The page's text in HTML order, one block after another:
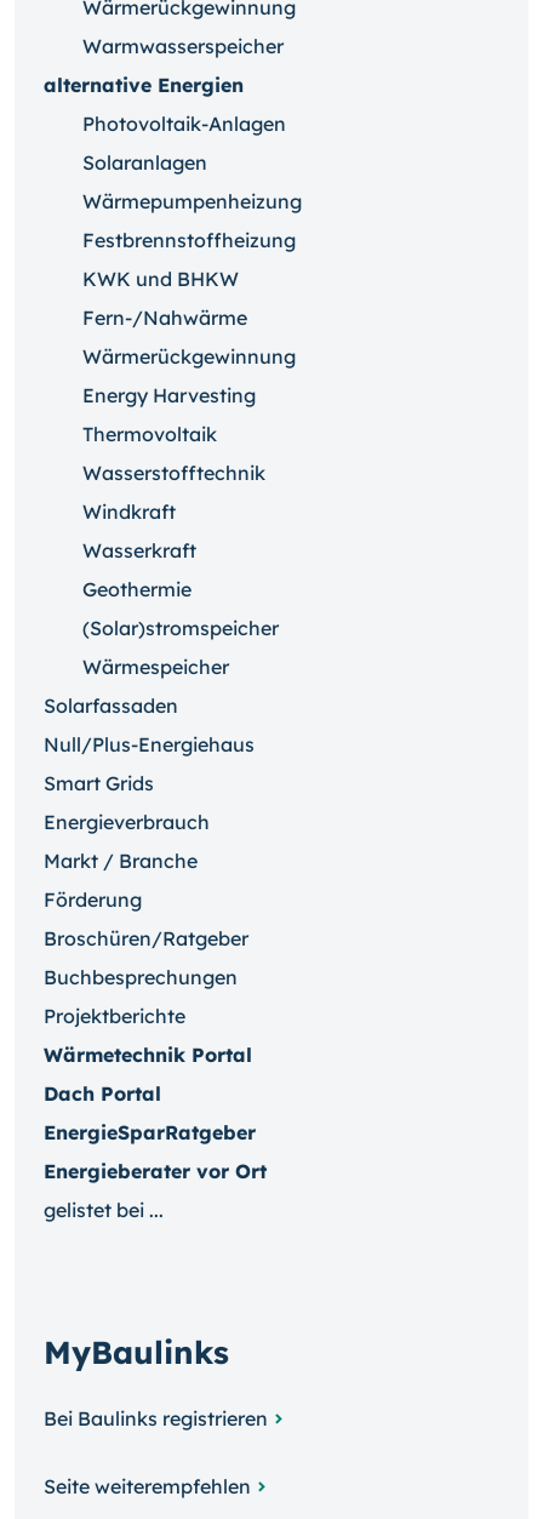
Wärmerückgewinnung
Warmwasserspeicher
alternative Energien
Photovoltaik-Anlagen
Solaranlagen
Wärmepumpenheizung
Festbrennstoffheizung
KWK und BHKW
Fern-/Nahwärme
Wärmerückgewinnung
Energy Harvesting
Thermovoltaik
Wasserstofftechnik
Windkraft
Wasserkraft
Geothermie
(Solar)stromspeicher
Wärmespeicher
Solarfassaden
Null/Plus-Energiehaus
Smart Grids
Energieverbrauch
Markt / Branche
Förderung
Broschüren/Ratgeber
Buchbesprechungen
Projektberichte
Wärmetechnik Portal
Dach Portal
EnergieSparRatgeber
Energieberater vor Ort
gelistet bei ...
MyBaulinks
Bei Baulinks registrieren
Seite weiterempfehlen